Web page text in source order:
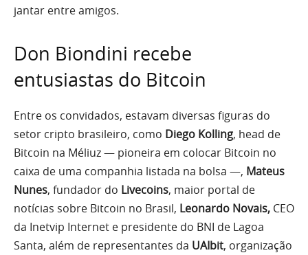
jantar entre amigos.
Don Biondini recebe
entusiastas do Bitcoin
Entre os convidados, estavam diversas figuras do
setor cripto brasileiro, como Diego Kolling, head de
Bitcoin na Méliuz — pioneira em colocar Bitcoin no
caixa de uma companhia listada na bolsa —, Mateus
Nunes, fundador do Livecoins, maior portal de
notícias sobre Bitcoin no Brasil, Leonardo Novais, CEO
da Inetvip Internet e presidente do BNI de Lagoa
Santa, além de representantes da UAIbit, organização